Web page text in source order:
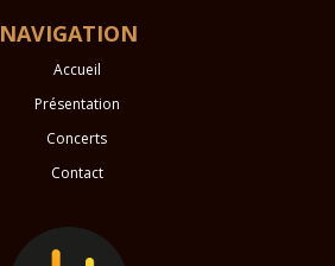
NAVIGATION
Accueil
Présentation
Concerts
Contact